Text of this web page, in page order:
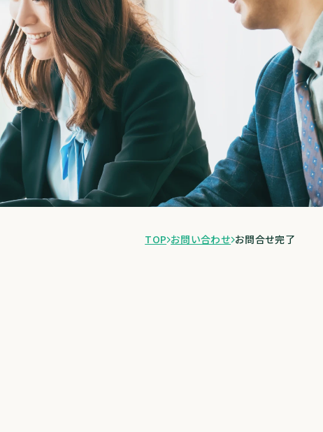
TOP お問い合わせ お問合せ完了